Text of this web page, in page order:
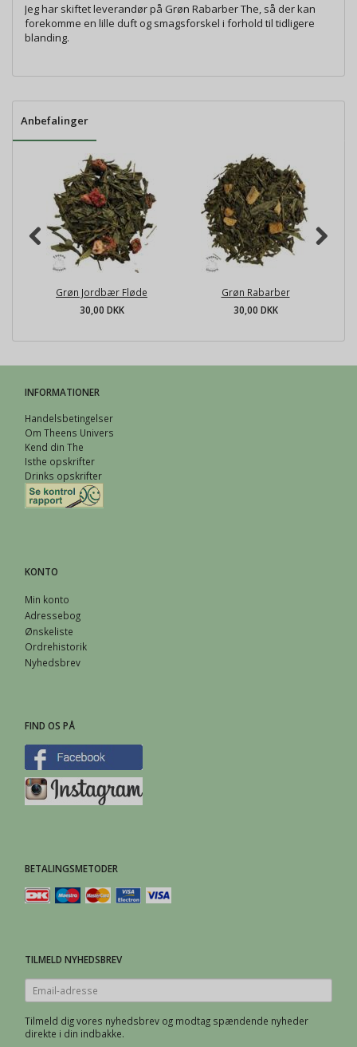
Jeg har skiftet leverandør på Grøn Rabarber The, så der kan
forekomme en lille duft og smagsforskel i forhold til tidligere
blanding.
Anbefalinger
Grøn Jordbær Fløde
30,00 DKK
Grøn Rabarber
30,00 DKK
INFORMATIONER
Handelsbetingelser
Om Theens Univers
Kend din The
Isthe opskrifter
Drinks opskrifter
KONTO
Min konto
Adressebog
Ønskeliste
Ordrehistorik
Nyhedsbrev
FIND OS PÅ
BETALINGSMETODER
TILMELD NYHEDSBREV
Email-
adresse
Tilmeld dig vores nyhedsbrev og modtag spændende nyheder
direkte i din indbakke.